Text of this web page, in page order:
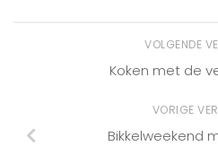
VOLGENDE
Koken met de
VORIGE
Bikkelweekend